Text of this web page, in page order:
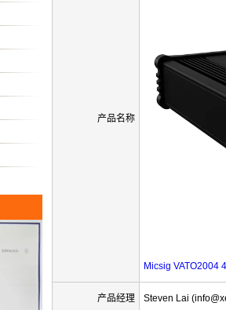
产品名称
Micsig VATO2004
产品经理 Steven Lai